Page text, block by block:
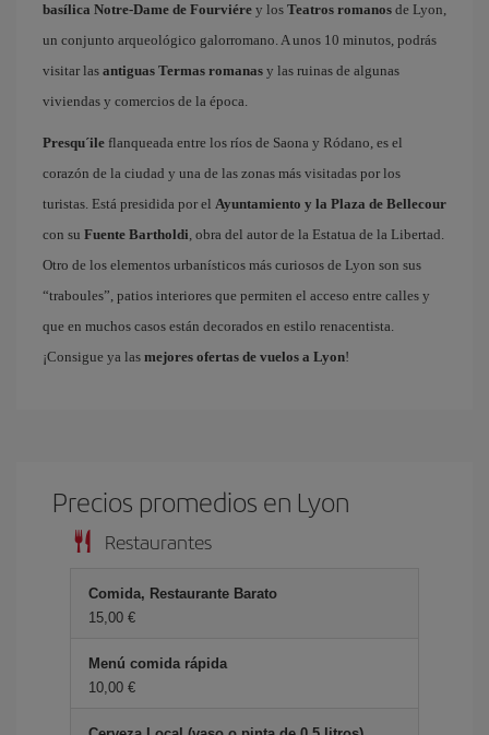
basílica Notre-Dame de Fourviére y los Teatros romanos de Lyon,
un conjunto arqueológico galorromano. A unos 10 minutos, podrás
visitar las antiguas Termas romanas y las ruinas de algunas
viviendas y comercios de la época.
Presqu´ile flanqueada entre los ríos de Saona y Ródano, es el
corazón de la ciudad y una de las zonas más visitadas por los
turistas. Está presidida por el Ayuntamiento y la Plaza de Bellecour
con su Fuente Bartholdi, obra del autor de la Estatua de la Libertad.
Otro de los elementos urbanísticos más curiosos de Lyon son sus
“traboules”, patios interiores que permiten el acceso entre calles y
que en muchos casos están decorados en estilo renacentista.
¡Consigue ya las mejores ofertas de vuelos a Lyon!
Precios promedios en Lyon
Restaurantes
Comida, Restaurante Barato
15,00 €
Menú comida rápida
10,00 €